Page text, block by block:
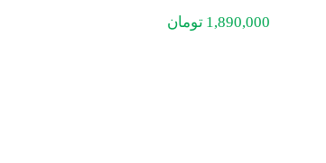
1,890,000 تومان